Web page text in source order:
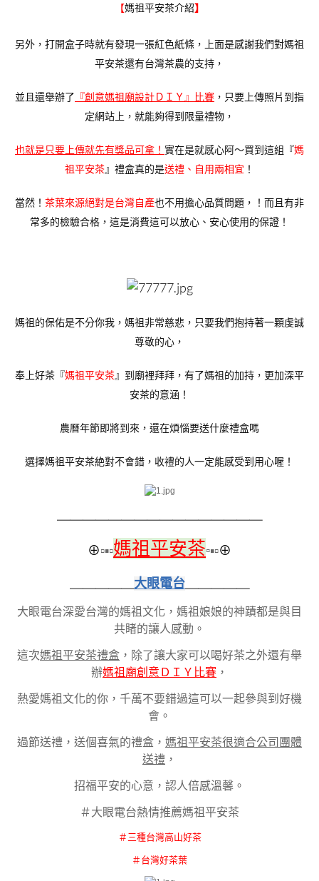
【媽祖平安茶介紹】
另外，打開盒子時就有發現一張紅色紙條，上面是感謝我們對媽祖
平安茶還有台灣茶農的支持，
並且還舉辦了 『創意媽祖廟設計ＤＩＹ』比賽 ，只要上傳照片到指
定網站上，就能夠得到限量禮物，
也就是只要上傳就先有獎品可拿！ 實在是就感心阿～買到這組『媽
祖平安茶』禮盒真的是送禮、自用兩相宜 ！
當然！ 茶葉來源絕對是台灣自產也不用擔心品質問題，！而且有非
常多的檢驗合格，這是消費這可以放心、安心使用的保證！
媽祖的保佑是不分你我，媽祖非常慈悲，只要我們抱持著一顆虔誠
尊敬的心，
奉上好茶『媽祖平安茶』到廟裡拜拜，有了媽祖的加持，更加深平
安茶的意涵！
農曆年節即將到來，還在煩惱要送什麼禮盒嗎
選擇媽祖平安茶絶對不會錯，收禮的人一定能感受到用心喔！
⊕▫▪▫媽祖平安茶▫▪▫⊕
大眼電台
大眼電台深愛台灣的媽祖文化，媽祖娘娘的神蹟都是與目
共睹的讓人感動。
這次媽祖平安茶禮盒 ，除了讓大家可以喝好茶之外還有舉
辦媽祖廟創意ＤＩＹ比賽 ，
熱愛媽祖文化的你，千萬不要錯過這可以一起參與到好機
會。
過節送禮，送個喜氣的禮盒， 媽祖平安茶很適合公司團體
送禮 ，
招福平安的心意，認人倍感溫馨。
＃大眼電台熱情推薦媽祖平安茶
＃三種台灣高山好茶
＃台灣好茶葉